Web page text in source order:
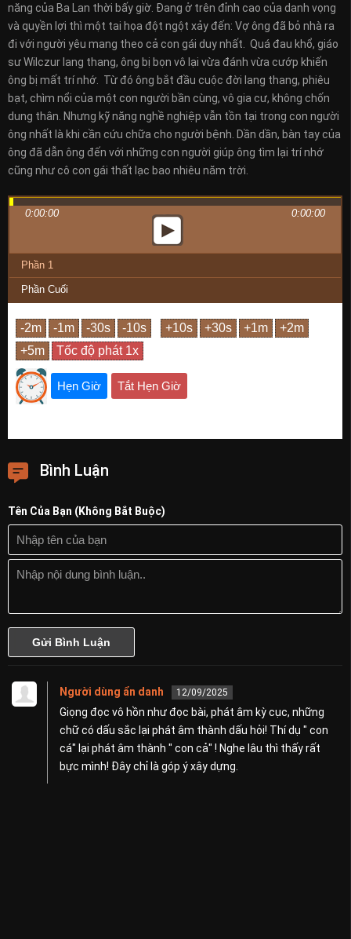
năng của Ba Lan thời bấy giờ. Đang ở trên đỉnh cao của danh vọng
và quyền lợi thì một tai họa đột ngột xảy đến: Vợ ông đã bỏ nhà ra
đi với người yêu mang theo cả con gái duy nhất. Quá đau khổ, giáo
sư Wilczur lang thang, ông bị bọn vô lại vừa đánh vừa cướp khiến
ông bị mất trí nhớ. Từ đó ông bắt đầu cuộc đời lang thang, phiêu
bạt, chìm nổi của một con người bần cùng, vô gia cư, không chốn
dung thân. Nhưng kỹ năng nghề nghiệp vẫn tồn tại trong con người
ông nhất là khi cần cứu chữa cho người bệnh. Dần dần, bàn tay của
ông đã dẫn ông đến với những con người giúp ông tìm lại trí nhớ
cũng như cô con gái thất lạc bao nhiêu năm trời.
0:00:00 0:00:00
Phần 1
Phần Cuối
Hẹn Giờ Tắt Hẹn Giờ
Bình Luận
Tên Của Bạn (Không Bắt Buộc)
Người dùng ẩn danh 12/09/2025
Giọng đọc vô hồn như đọc bài, phát âm kỳ cục, những
chữ có dấu sắc lại phát âm thành dấu hỏi! Thí dụ " con
cá" lại phát âm thành " con cả" ! Nghe lâu thì thấy rất
bực mình! Đây chỉ là góp ý xây dựng.